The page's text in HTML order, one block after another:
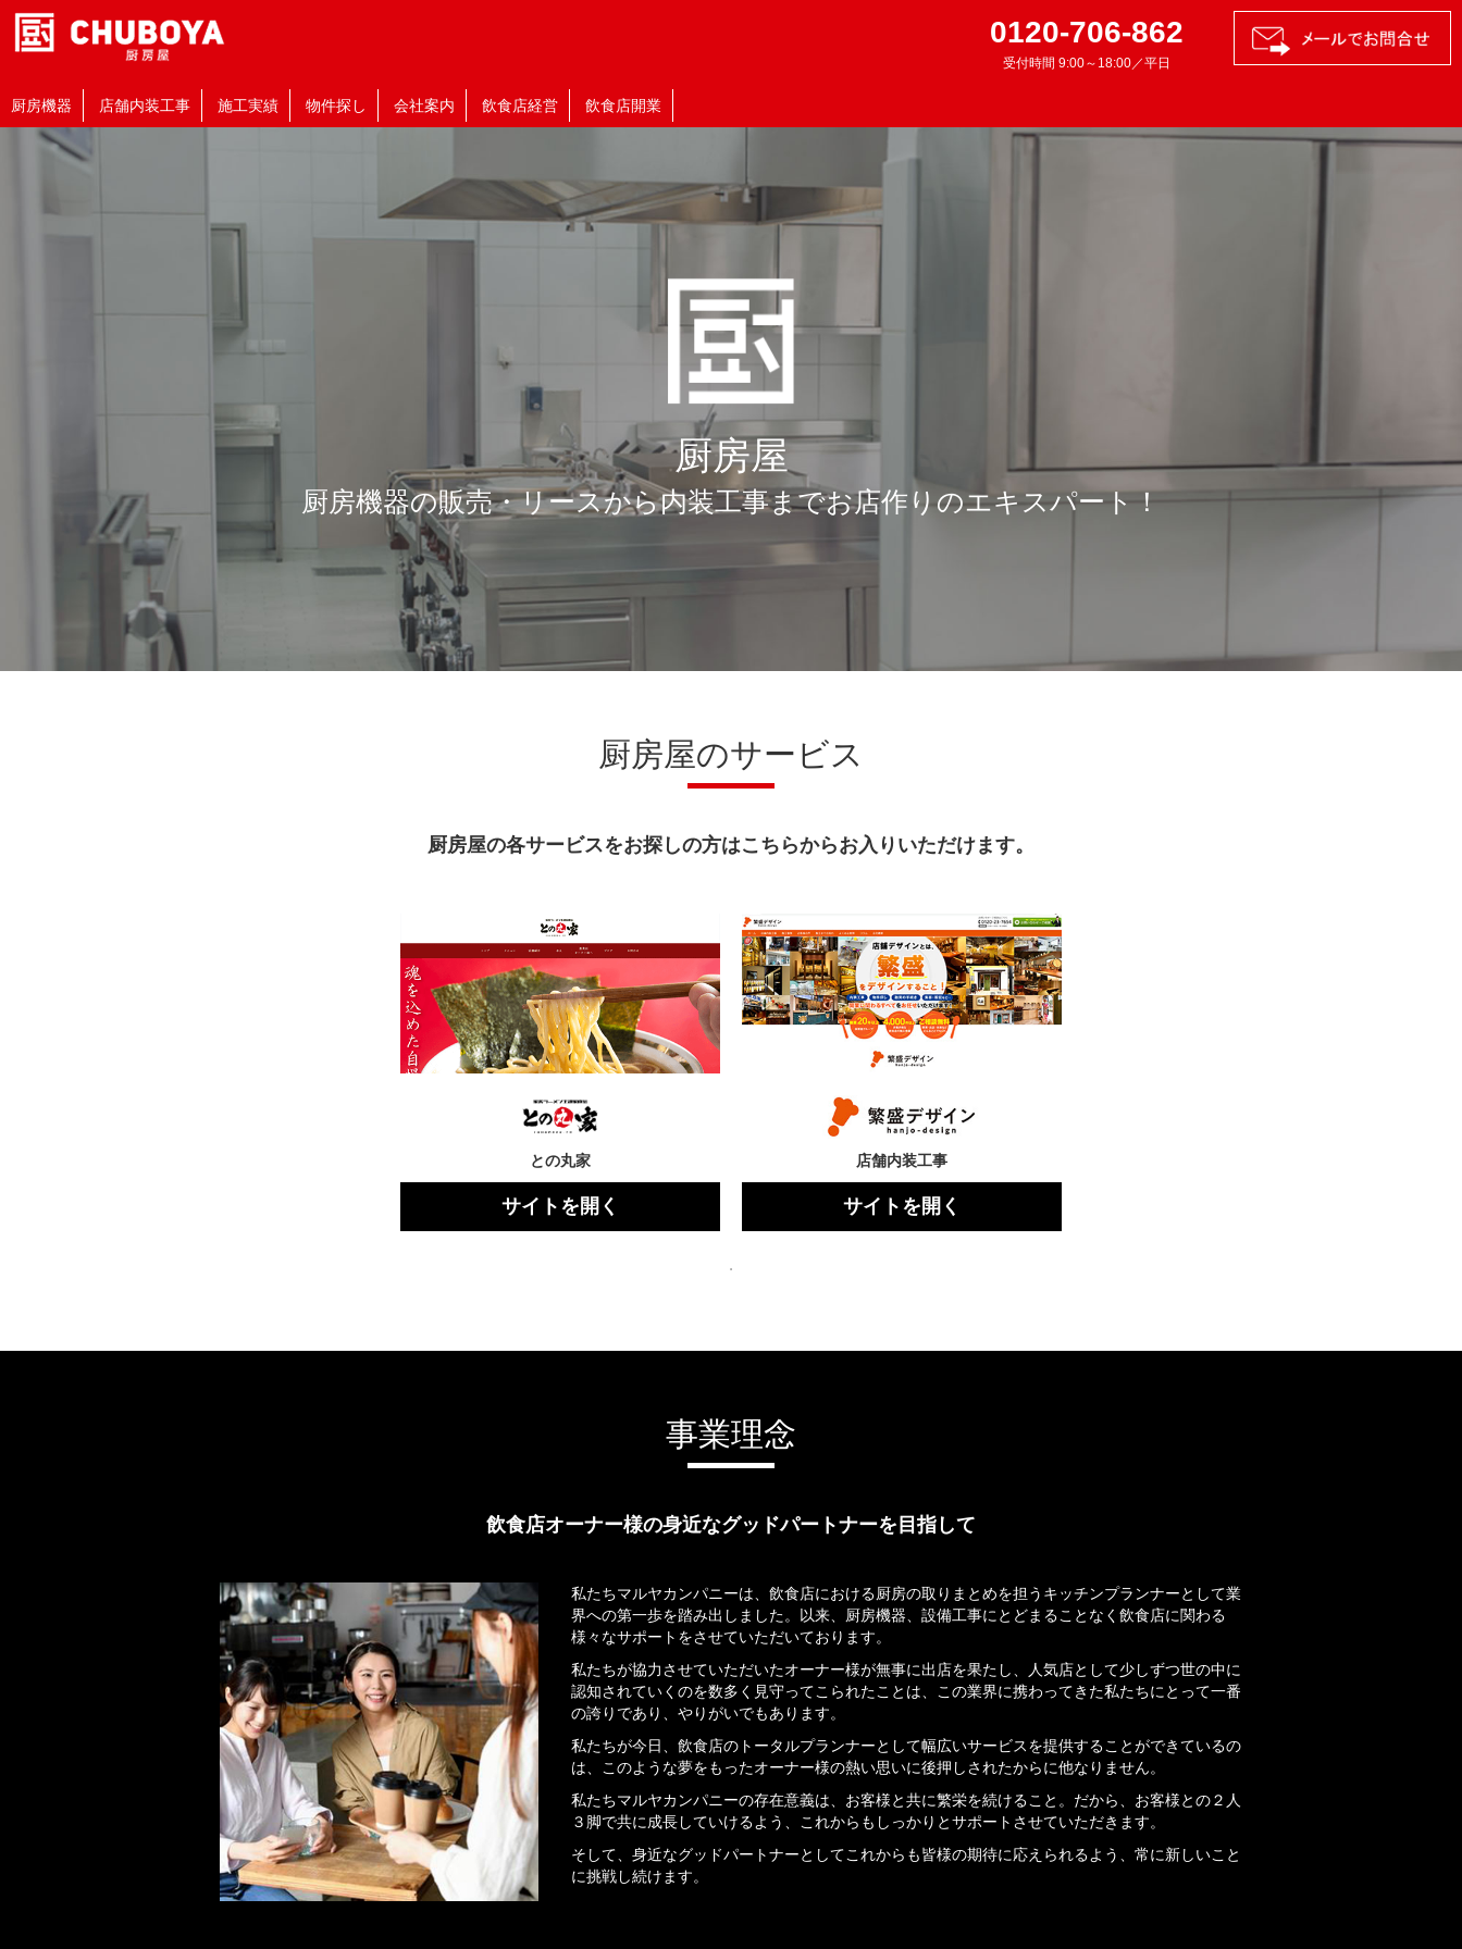
0120-706-862
受付時間 9:00～18:00／平日
厨房機器 店舗内装工事 施工実績 物件探し 会社案内 飲食店経営 飲食店開業
厨房屋
厨房機器の販売・リースから内装工事までお店作りのエキスパート！
厨房屋のサービス
厨房屋の各サービスをお探しの方はこちらからお入りいただけます。
との丸家
サイトを開く
店舗内装工事
サイトを開く
事業理念
飲食店オーナー様の身近なグッドパートナーを目指して
私たちマルヤカンパニーは、飲食店における厨房の取りまとめを担うキッチンプランナーとして業
界への第一歩を踏み出しました。以来、厨房機器、設備工事にとどまることなく飲食店に関わる
様々なサポートをさせていただいております。
私たちが協力させていただいたオーナー様が無事に出店を果たし、人気店として少しずつ世の中に
認知されていくのを数多く見守ってこられたことは、この業界に携わってきた私たちにとって一番
の誇りであり、やりがいでもあります。
私たちが今日、飲食店のトータルプランナーとして幅広いサービスを提供することができているの
は、このような夢をもったオーナー様の熱い思いに後押しされたからに他なりません。
私たちマルヤカンパニーの存在意義は、お客様と共に繁栄を続けること。だから、お客様との２人
３脚で共に成長していけるよう、これからもしっかりとサポートさせていただきます。
そして、身近なグッドパートナーとしてこれからも皆様の期待に応えられるよう、常に新しいこと
に挑戦し続けます。